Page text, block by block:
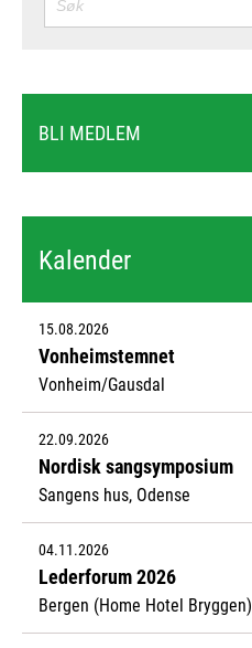
BLI MEDLEM
Kalender
15.08.2026
Vonheimstemnet
Vonheim/Gausdal
22.09.2026
Nordisk sangsymposium
Sangens hus, Odense
04.11.2026
Lederforum 2026
Bergen (Home Hotel Bryggen)